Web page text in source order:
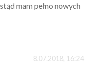
mam pełno nowych
8.07.2018, 16:24